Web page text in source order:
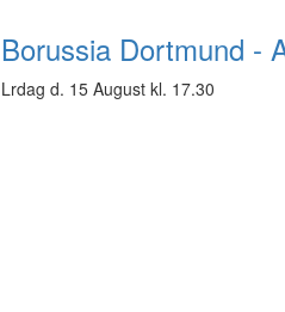
Borussia Dortmund -
Lrdag d. 15 August kl. 17.30